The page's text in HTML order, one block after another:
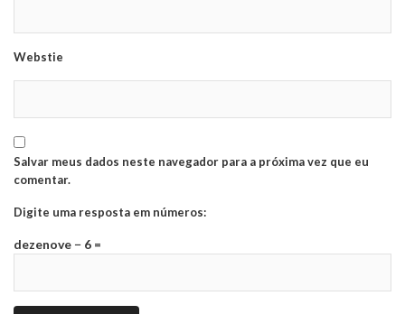
Webstie
Salvar meus dados neste navegador para a próxima vez que eu
comentar.
Digite uma resposta em números:
dezenove − 6 =